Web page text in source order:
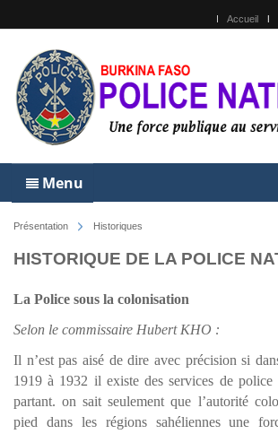
Accueil
Menu
Présentation Historiques
HISTORIQUE DE LA POLICE
La Police sous la colonisation
Selon le commissaire Hubert KHO :
Il n’est pas aisé de dire avec précision si
1919 à 1932 il existe des services de police
partant. on sait seulement que l’autorité
pied dans les régions sahéliennes une